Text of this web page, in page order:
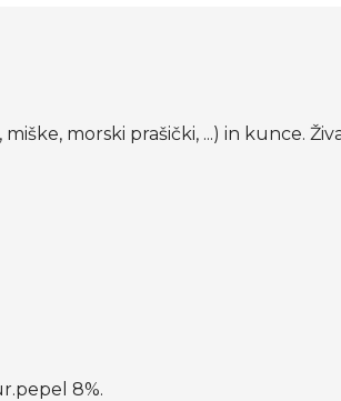
morski prašički, ...) in kunce.
8%.